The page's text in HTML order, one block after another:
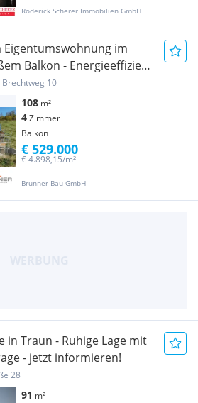
Roderick Scherer Immobilien GmbH
Eigentumswohnung im
Balkon - Energieeffizient
10
108 m²
4Zimmer
Balkon
Brunner Bau GmbH
€ 4.898,15/m²
€ 529.000
in Traun - Ruhige Lage mit
- jetzt informieren!
28
91 m²